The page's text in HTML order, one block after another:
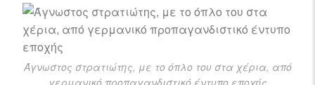
Άγνωστος στρατιώτης, με το όπλο του στα χέρια, από
γερμανικό προπαγανδιστικό έντυπο εποχής